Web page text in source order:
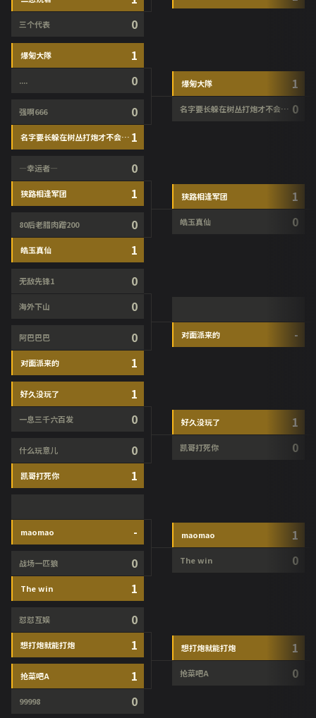
三个代表 0
爆匊大隊 1
.... 0
强啊666 0
名字要长躲在树丛打炮才不会被发现 1
—幸运者— 0
狭路相逢军团 1
80后老腊肉蹭200 0
皓玉真仙 1
无敌先锋1 0
海外下山 0
阿巴巴巴 0
对面派来的 1
好久没玩了 1
一息三千六百发 0
什么玩意儿 0
凯哥打死你 1
maomao -
战场一匹狼 0
The win 1
怼怼互娱 0
想打炮就能打炮 1
抢菜吧A 1
99998 0
爆匊大隊 1
名字要长躲在树丛打炮才不会被发现 0
狭路相逢军团 1
皓玉真仙 0
对面派来的 -
好久没玩了 1
凯哥打死你 0
maomao 1
The win 0
想打炮就能打炮 1
抢菜吧A 0